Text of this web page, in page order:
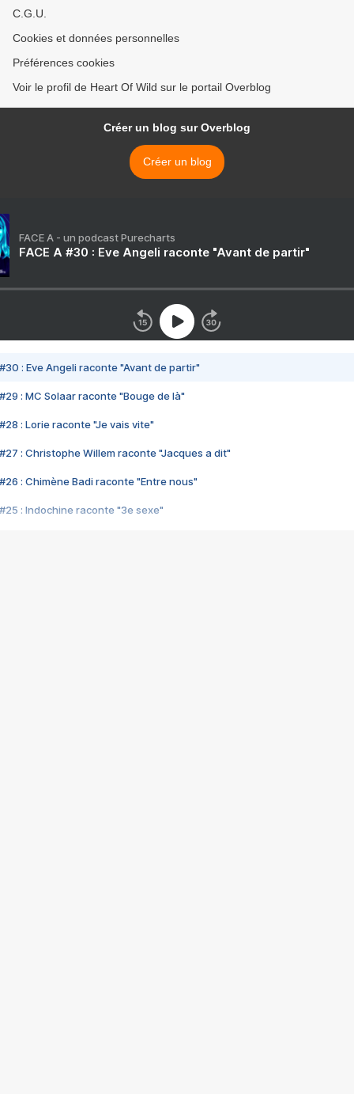
C.G.U.
Cookies et données personnelles
Préférences cookies
Voir le profil de Heart Of Wild sur le portail Overblog
Créer un blog sur Overblog
Créer un blog
FACE A - un podcast Purecharts
FACE A #30 : Eve Angeli raconte "Avant de partir"
#30 : Eve Angeli raconte "Avant de partir"
#29 : MC Solaar raconte "Bouge de là"
#28 : Lorie raconte "Je vais vite"
#27 : Christophe Willem raconte "Jacques a dit"
#26 : Chimène Badi raconte "Entre nous"
#25 : Indochine raconte "3e sexe"